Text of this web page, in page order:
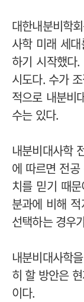
대한내분비학
사학 미래 세
하기 시작했다
시도다. 수가
적으로 내분비
수는 있다.
내분비대사학
에 따르면 전
치를 믿기 때
분과에 비해
선택하는 경우
내분비대사학
히 할 방안은
이다.